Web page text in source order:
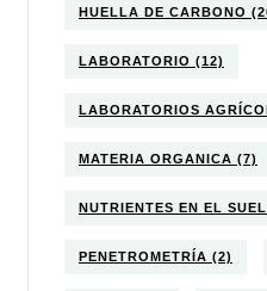
HUELLA DE CARBONO
LABORATORIO (12)
LABORATORIOS
MATERIA ORGANICA (7)
NUTRIENTES EN EL
PENETROMETRÍA (2)